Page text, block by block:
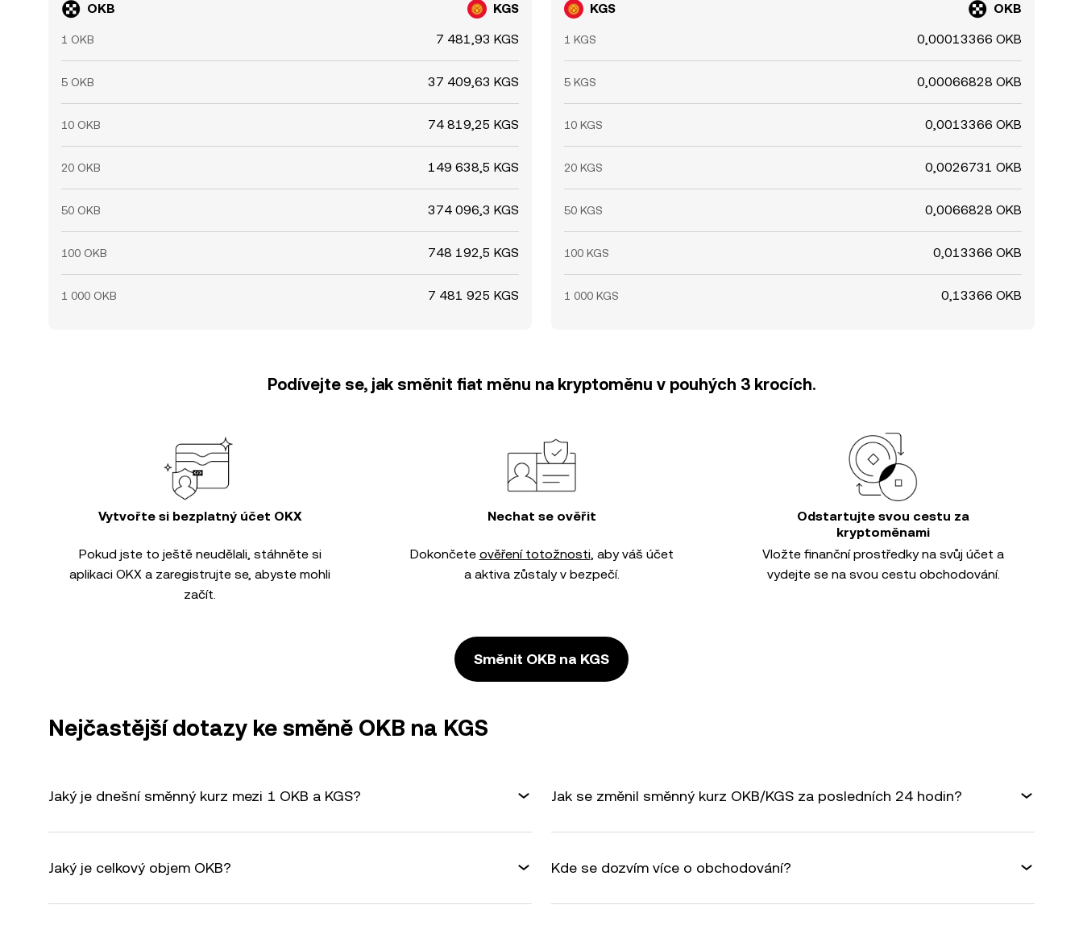
OKB KGS
1 OKB 7 481,93 KGS
5 OKB 37 409,63 KGS
10 OKB 74 819,25 KGS
20 OKB 149 638,5 KGS
50 OKB 374 096,3 KGS
100 OKB 748 192,5 KGS
1 000 OKB 7 481 925 KGS
KGS OKB
1 KGS 0,00013366 OKB
5 KGS 0,00066828 OKB
10 KGS 0,0013366 OKB
20 KGS 0,0026731 OKB
50 KGS 0,0066828 OKB
100 KGS 0,013366 OKB
1 000 KGS 0,13366 OKB
Podívejte se, jak směnit fiat měnu na kryptoměnu v pouhých 3 krocích.
Vytvořte si bezplatný účet OKX
Pokud jste to ještě neudělali, stáhněte si
aplikaci OKX a zaregistrujte se, abyste mohli
začít.
Nechat se ověřit
Dokončete ověření totožnosti, aby váš účet
a aktiva zůstaly v bezpečí.
Odstartujte svou cestu za
kryptoměnami
Vložte finanční prostředky na svůj účet a
vydejte se na svou cestu obchodování.
Směnit OKB na KGS
Nejčastější dotazy ke směně OKB na KGS
Jaký je dnešní směnný kurz mezi 1 OKB a KGS? Jak se změnil směnný kurz OKB/KGS za posledních 24 hodin?
Jaký je celkový objem OKB? Kde se dozvím více o obchodování?